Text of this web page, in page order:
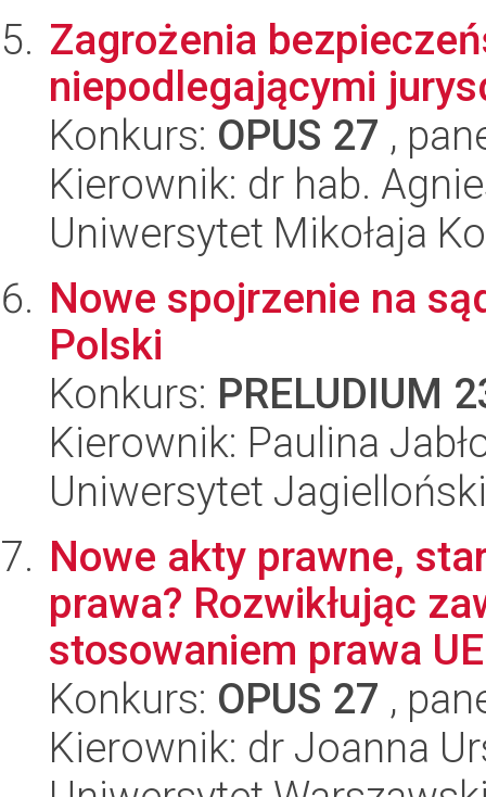
Zagrożenia
niepodlegającymi
Konkurs: OPUS 27 ,
Kierownik: dr hab.
Uniwersytet Mikołaja
Nowe spojrzenie na
Polski
Konkurs: PRELUDIUM
Kierownik: Paulina
Uniwersytet Jagielloński
Nowe akty prawne,
prawa? Rozwikłując
stosowaniem prawa
Konkurs: OPUS 27 ,
Kierownik: dr Joanna